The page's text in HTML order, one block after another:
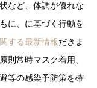
など、体調が優れな
に、に基づく行動を
する最新情報だきま
則常時マスク着用、
等の感染予防策を確